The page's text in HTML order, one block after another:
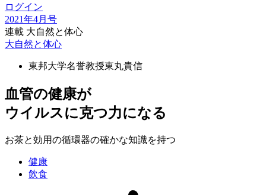
ログイン
2021年4月号
連載 大自然と体心
大自然と体心
東邦大学名誉教授東丸貴信
血管の健康が
ウイルスに克つ力になる
お茶と効用の循環器の確かな知識を持つ
健康
飲食